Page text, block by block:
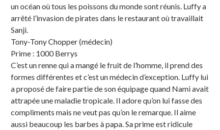
un océan où tous les poissons du monde sont réunis. Luffy a
arrêté l’invasion de pirates dans le restaurant où travaillait
Sanji.
Tony-Tony Chopper (médecin)
Prime : 1000 Berrys
C’est un renne qui a mangé le fruit de l’homme, il prend des
formes différentes et c’est un médecin d’exception. Luffy lui
a proposé de faire partie de son équipage quand Nami avait
attrapée une maladie tropicale. Il adore qu’on lui fasse des
compliments mais ne veut pas qu’on le remarque. Il aime
aussi beaucoup les barbes à papa. Sa prime est ridicule